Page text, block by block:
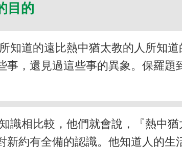
目的
道的遠比熱中猶太教的人所知
，還見過這些事的異象。保羅題
相比較，他們就會說，『熱中
約有全備的認識。他知道人的生